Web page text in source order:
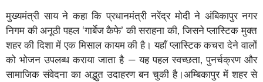
मुख्यमंत्री साय ने कहा कि प्रधानमंत्री नरेंद्र मोदी ने अंबिकापुर नगर
निगम की अनूठी पहल ‘गार्बेज कैफे’ की सराहना की, जिसने प्लास्टिक मुक्त
शहर की दिशा में एक मिसाल कायम की है। यहाँ प्लास्टिक कचरा देने वालों
को भोजन उपलब्ध कराया जाता है — यह पहल स्वच्छता, पुनर्चक्रण और
सामाजिक संवेदना का अद्भुत उदाहरण बन चुकी है।अम्बिकापुर में शहर से